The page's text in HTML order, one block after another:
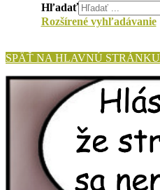
Hľadať
Rozšírené vyhľadávanie
SPÄŤ NA HLAVNÚ STRÁNKU